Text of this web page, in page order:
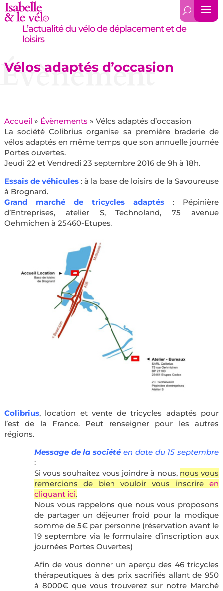
L’actualité du vélo de déplacement et de
loisirs
Vélos adaptés d’occasion
Évènement
Accueil » Évènements » Vélos adaptés d’occasion
La société Colibrius organise sa première braderie de
vélos adaptés en même temps que son annuelle journée
Portes ouvertes.
Jeudi 22 et Vendredi 23 septembre 2016 de 9h à 18h.
Essais de véhicules : à la base de loisirs de la Savoureuse
à Brognard.
Grand marché de tricycles adaptés : Pépinière
d’Entreprises, atelier S, Technoland, 75 avenue
Oehmichen à 25460-Etupes.
Colibrius, location et vente de tricycles adaptés pour
l’est de la France. Peut renseigner pour les autres
régions.
Message de la société en date du 15 septembre
:
Si vous souhaitez vous joindre à nous, nous vous
remercions de bien vouloir vous inscrireen
cliquant ici.
Nous vous rappelons que nous vous proposons
de partager un déjeuner froid pour la modique
somme de 5€ par personne (réservation avant le
19 septembre via le formulaire d’inscription aux
journées Portes Ouvertes)
Afin de vous donner un aperçu des 46 tricycles
thérapeutiques à des prix sacrifiés allant de 950
à 8000€ que vous trouverez sur notre Marché